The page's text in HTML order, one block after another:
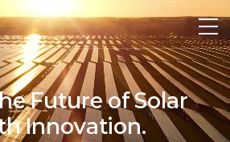
Future of Solar
Innovation.